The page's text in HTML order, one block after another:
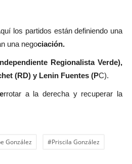
los partidos están definiendo una
una negociación.
Regionalista Verde),
(RD) y Lenin Fuentes (PC).
rrotar a la derecha y recuperar la
González #Priscila González